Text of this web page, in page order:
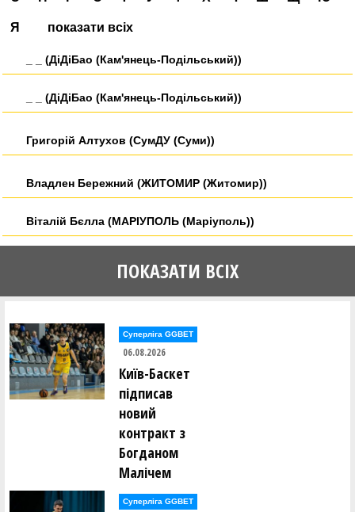
Я показати всіх
_ _ (ДіДіБао (Кам'янець-Подільський))
_ _ (ДіДіБао (Кам'янець-Подільський))
Григорій Алтухов (СумДУ (Суми))
Владлен Бережний (ЖИТОМИР (Житомир))
Віталій Бєлла (МАРІУПОЛЬ (Маріуполь))
Євген Болоценко (Monbat Zhytomyr)
Владислав Бондарев (Ukraine U18)
Валерій Боровський (Quattro Kyiv)
Василь Вінтоняк (ДіДіБао (Кам'янець-Подільський))
Віталій Вінтоняк (ДіДіБао (Кам'янець-Подільський))
Богдан Владов (ХІМІК (Южне))
ПОКАЗАТИ ВСІХ
Суперліга GGBET
06.08.2026
Київ-Баскет
підписав
новий
контракт з
Богданом
Малічем
Суперліга GGBET